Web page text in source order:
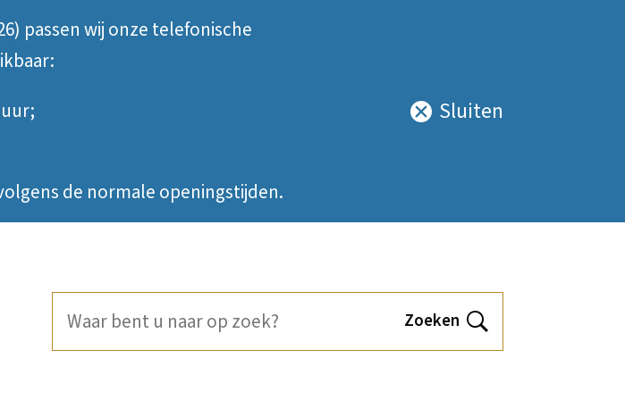
passen wij onze telefonische
de normale openingstijden.
Sluiten
Sluit
Waar
Zoeken